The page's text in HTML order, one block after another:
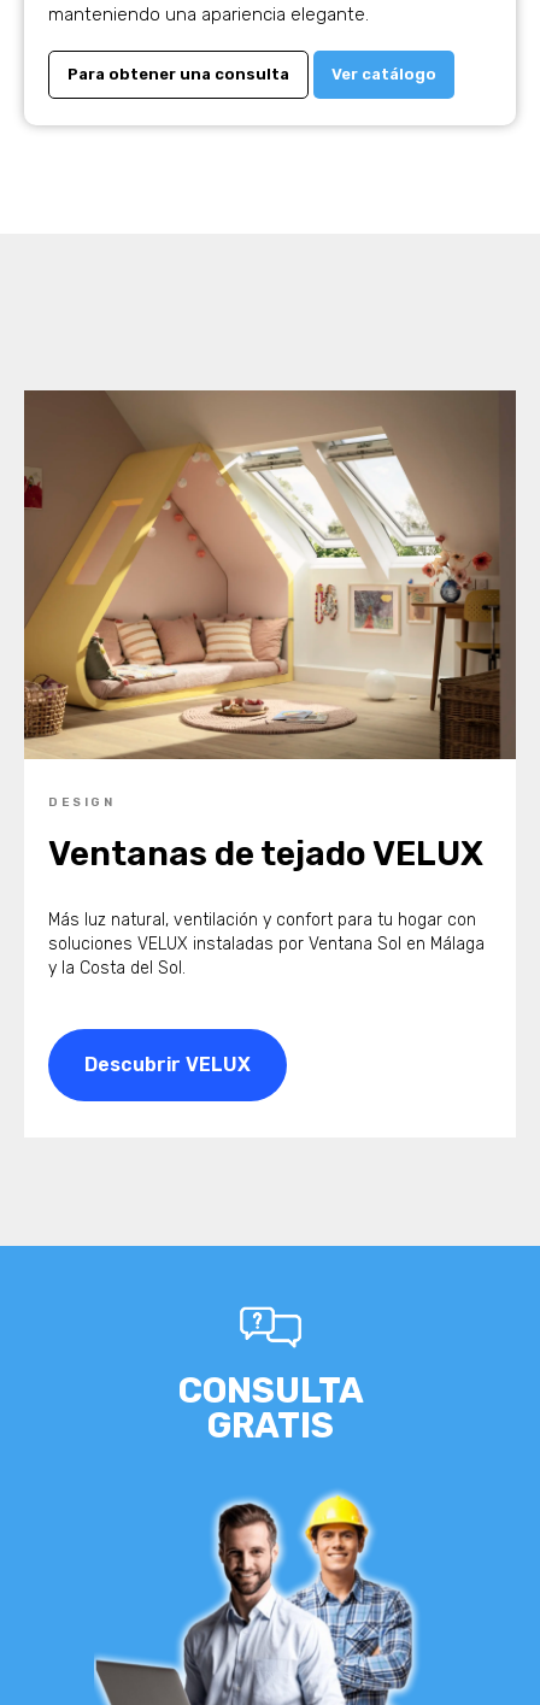
manteniendo una apariencia elegante.
Para obtener una consulta Ver catálogo
DESIGN
Ventanas de tejado VELUX
Más luz natural, ventilación y confort para tu hogar con
soluciones VELUX instaladas por Ventana Sol en Málaga
y la Costa del Sol.
Descubrir VELUX
CONSULTA
GRATIS